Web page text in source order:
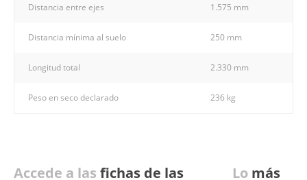
Distancia entre ejes 1.575 mm
Distancia mínima al suelo 250 mm
Longitud total 2.330 mm
Peso en seco declarado 236 kg
Accede a las fichas de las
Lo más